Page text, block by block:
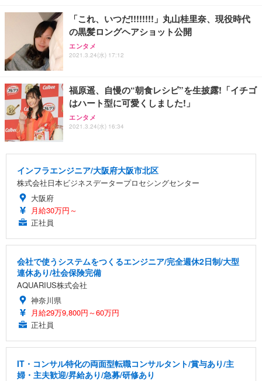
「これ、いつだ!!!!!!!!」丸山桂里奈、現役時代
の黒髪ロングヘアショット公開
エンタメ
2021.3.24(水) 17:12
福原遥、自慢の“朝食レシピ”を生披露!「イチゴ
はハート型に可愛くしました!」
エンタメ
2021.3.24(水) 16:34
インフラエンジニア/大阪府大阪市北区
株式会社日本ビジネスデータープロセシングセンター
大阪府
月給30万円～
正社員
会社で使うシステムをつくるエンジニア/完全週休2日制/大型
連休あり/社会保険完備
AQUARIUS株式会社
神奈川県
月給29万9,800円～60万円
正社員
IT・コンサル特化の両面型転職コンサルタント/賞与あり/主
婦・主夫歓迎/昇給あり/急募/研修あり